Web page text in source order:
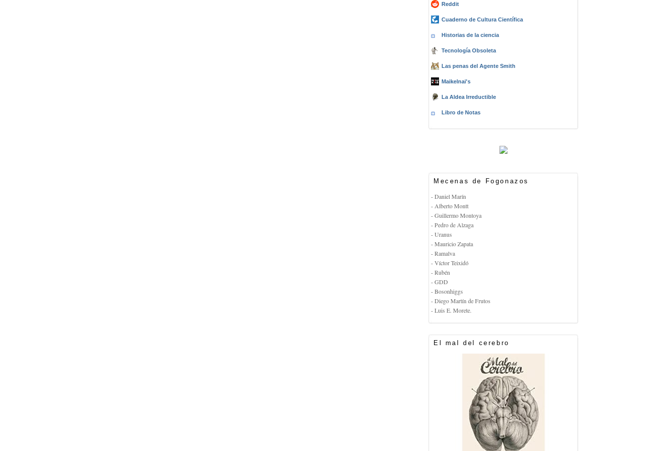
Reddit
Cuaderno de Cultura Científica
Historias de la ciencia
Tecnología Obsoleta
Las penas del Agente Smith
Maikelnai's
La Aldea Irreductible
Libro de Notas
Mecenas de Fogonazos
- Daniel Marín
- Alberto Montt
- Guillermo Montoya
- Pedro de Alzaga
- Uranus
- Mauricio Zapata
- Ramalva
- Víctor Teixidó
- Rubén
- GDD
- Bosonhiggs
- Diego Martín de Frutos
- Luis E. Morete.
El mal del cerebro